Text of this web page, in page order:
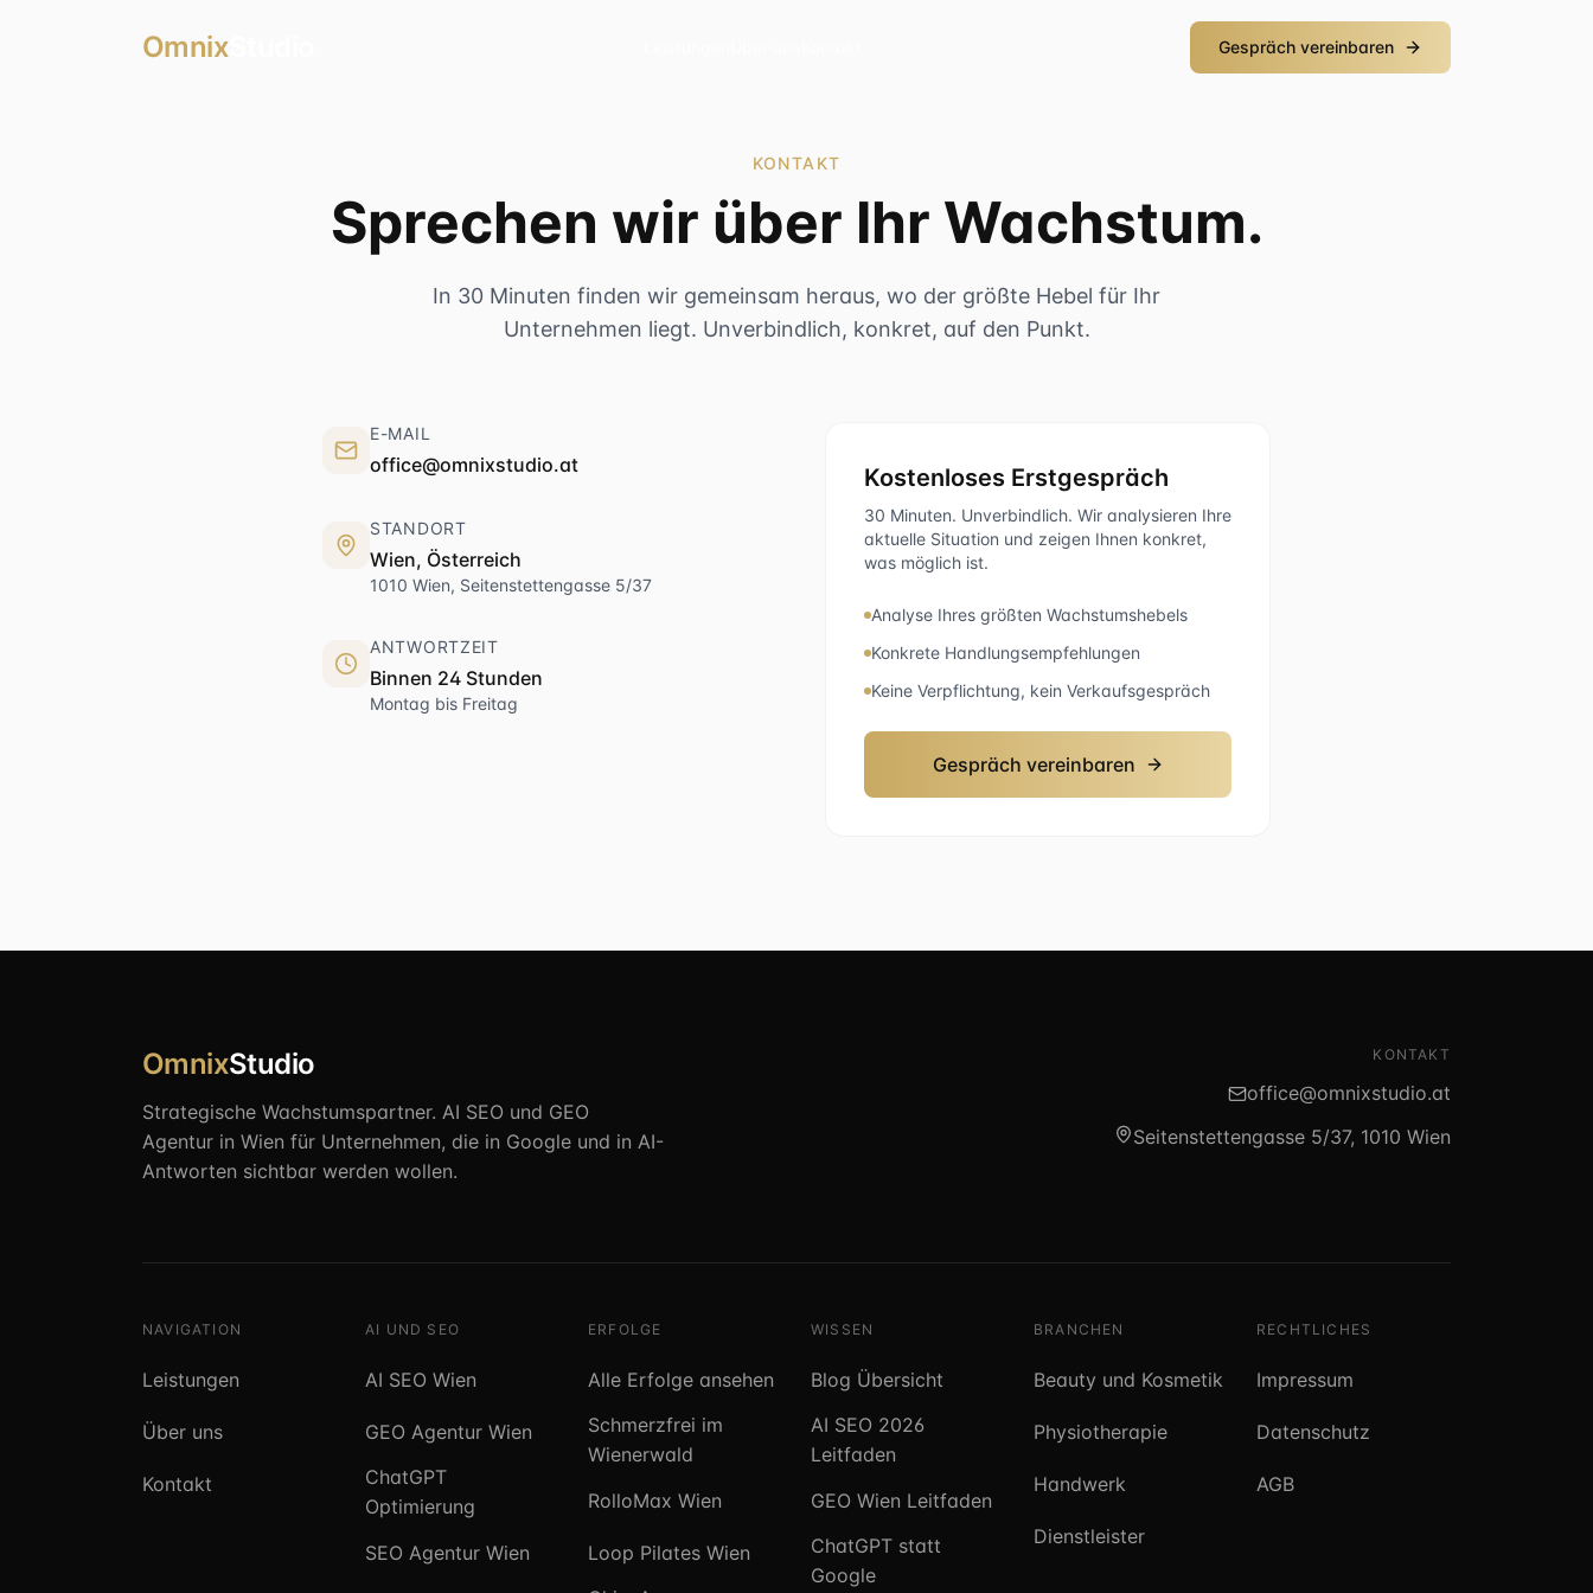
Omnix Gespräch vereinbaren
KONTAKT
Sprechen wir über Ihr Wachstum.
In 30 Minuten finden wir gemeinsam heraus, wo der größte Hebel für Ihr
Unternehmen liegt. Unverbindlich, konkret, auf den Punkt.
E-MAIL
office@omnixstudio.at
STANDORT
Wien, Österreich
1010 Wien, Seitenstettengasse 5/37
ANTWORTZEIT
Binnen 24 Stunden
Montag bis Freitag
Kostenloses Erstgespräch
30 Minuten. Unverbindlich. Wir analysieren Ihre
aktuelle Situation und zeigen Ihnen konkret,
was möglich ist.
Analyse Ihres größten Wachstumshebels
Konkrete Handlungsempfehlungen
Keine Verpflichtung, kein Verkaufsgespräch
Gespräch vereinbaren
OmnixStudio
Strategische Wachstumspartner. AI SEO und GEO
Agentur in Wien für Unternehmen, die in Google und in AI-
Antworten sichtbar werden wollen.
KONTAKT
office@omnixstudio.at
Seitenstettengasse 5/37, 1010 Wien
NAVIGATION
Leistungen
Über uns
Kontakt
AI UND SEO
AI SEO Wien
GEO Agentur Wien
ChatGPT
Optimierung
SEO Agentur Wien
ERFOLGE
Alle Erfolge ansehen
Schmerzfrei im
Wienerwald
RolloMax Wien
Loop Pilates Wien
WISSEN
Blog Übersicht
AI SEO 2026
Leitfaden
GEO Wien Leitfaden
ChatGPT statt
Google
BRANCHEN
Beauty und Kosmetik
Physiotherapie
Handwerk
Dienstleister
RECHTLICHES
Impressum
Datenschutz
AGB